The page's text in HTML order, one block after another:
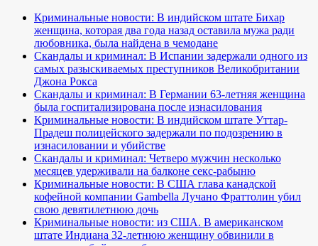
Криминальные новости: В индийском штате Бихар
женщина, которая два года назад оставила мужа ради
любовника, была найдена в чемодане
Скандалы и криминал: В Испании задержали одного из
самых разыскиваемых преступников Великобритании
Джона Рокса
Скандалы и криминал: В Германии 63-летняя женщина
была госпитализирована после изнасилования
Криминальные новости: В индийском штате Уттар-
Прадеш полицейского задержали по подозрению в
изнасиловании и убийстве
Скандалы и криминал: Четверо мужчин несколько
месяцев удерживали на балконе секс-рабыню
Криминальные новости: В США глава канадской
кофейной компании Gambella Лучано Фраттолин убил
свою девятилетнюю дочь
Криминальные новости: из США. В американском
штате Индиана 32-летнюю женщину обвинили в